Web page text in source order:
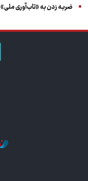
ضربه زدن به «تاب‌آوری ملی»